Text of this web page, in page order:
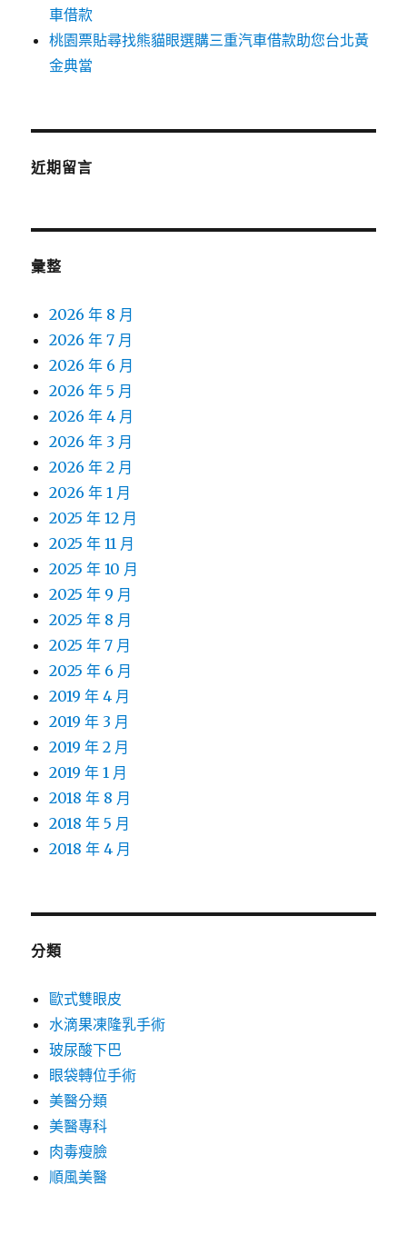
車借款
桃園票貼尋找熊貓眼選購三重汽車借款助您台北黃
金典當
近期留言
彙整
2026 年 8 月
2026 年 7 月
2026 年 6 月
2026 年 5 月
2026 年 4 月
2026 年 3 月
2026 年 2 月
2026 年 1 月
2025 年 12 月
2025 年 11 月
2025 年 10 月
2025 年 9 月
2025 年 8 月
2025 年 7 月
2025 年 6 月
2019 年 4 月
2019 年 3 月
2019 年 2 月
2019 年 1 月
2018 年 8 月
2018 年 5 月
2018 年 4 月
分類
歐式雙眼皮
水滴果凍隆乳手術
玻尿酸下巴
眼袋轉位手術
美醫分類
美醫專科
肉毒瘦臉
順風美醫